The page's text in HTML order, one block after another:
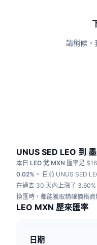
運動
金融
RSI
MACD
研究報告
影片
詞彙庫
請稍候，
UNUS SED LEO 到
本日 LEO 兌 MXN 匯率是
0.02% 。 目前 UNUS SED
在過去 30 天內上漲了 3.60%
換匯時，都能獲取精確價格資
LEO MXN 歷來匯率
日期